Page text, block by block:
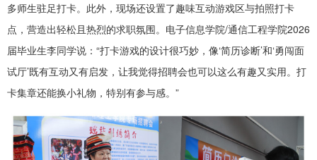
多师生驻足打卡。此外，现场还设置了趣味互动游戏区与拍照打卡
点，营造出轻松且热烈的求职氛围。电子信息学院/通信工程学院2026
届毕业生李同学说：“打卡游戏的设计很巧妙，像‘简历诊断’和‘勇闯面
试厅’既有互动又有启发，让我觉得招聘会也可以这么有趣又实用。打
卡集章还能换小礼物，特别有参与感。”